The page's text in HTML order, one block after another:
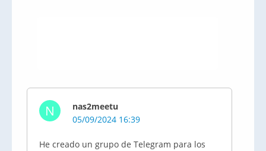
N
nas2meetu
05/09/2024 16:39
He creado un grupo de Telegram para los